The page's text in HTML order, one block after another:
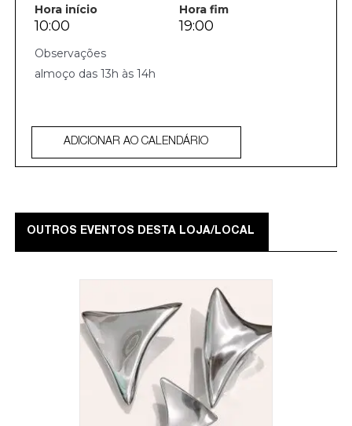
Hora início Hora fim
10:00 19:00
almoço das 13h às 14h
ADICIONAR AO CALENDÁRIO
OUTROS EVENTOS DESTA LOJA/LOCAL